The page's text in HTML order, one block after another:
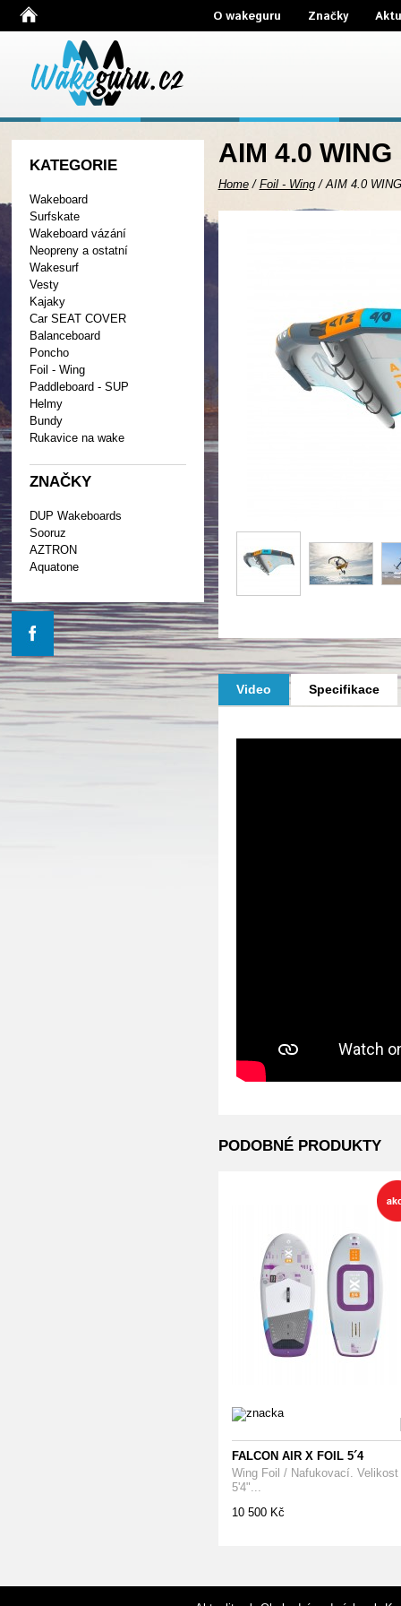
O wakeguru Značky
KATEGORIE
Wakeboard
Surfskate
Wakeboard vázání
Neopreny a ostatní
Wakesurf
Vesty
Kajaky
Car SEAT COVER
Balanceboard
Poncho
Foil - Wing
Paddleboard - SUP
Helmy
Bundy
Rukavice na wake
ZNAČKY
DUP Wakeboards
Sooruz
AZTRON
Aquatone
AIM 4.0 WING
Home/ Foil - Wing/AIM 4.0 WING
Video Specifikace
PODOBNÉ PRODUKTY
FALCON AIR X FOIL 5´4
Wing Foil / Nafukovací. Velikost
5'4"...
10 500 Kč